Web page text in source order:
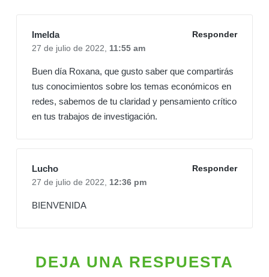
Imelda
Responder
27 de julio de 2022, 11:55 am
Buen día Roxana, que gusto saber que compartirás
tus conocimientos sobre los temas económicos en
redes, sabemos de tu claridad y pensamiento crítico
en tus trabajos de investigación.
Lucho
Responder
27 de julio de 2022, 12:36 pm
BIENVENIDA
DEJA UNA RESPUESTA